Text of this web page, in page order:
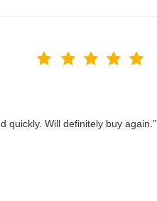
quickly. Will definitely buy again."